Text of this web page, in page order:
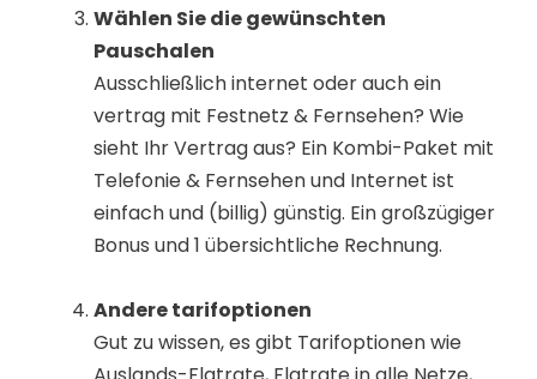
Wählen Sie die gewünschten
Pauschalen
Ausschließlich internet oder auch ein
vertrag mit Festnetz & Fernsehen? Wie
sieht Ihr Vertrag aus? Ein Kombi-Paket mit
Telefonie & Fernsehen und Internet ist
einfach und (billig) günstig. Ein großzügiger
Bonus und 1 übersichtliche Rechnung.
Andere tarifoptionen
Gut zu wissen, es gibt Tarifoptionen wie